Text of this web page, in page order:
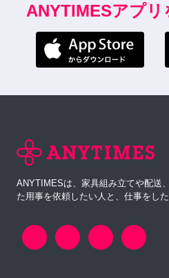
ANYTIMESアプ
ANYTIMESは、家具組み立てや配送
た用事を依頼したい人と、仕事をし